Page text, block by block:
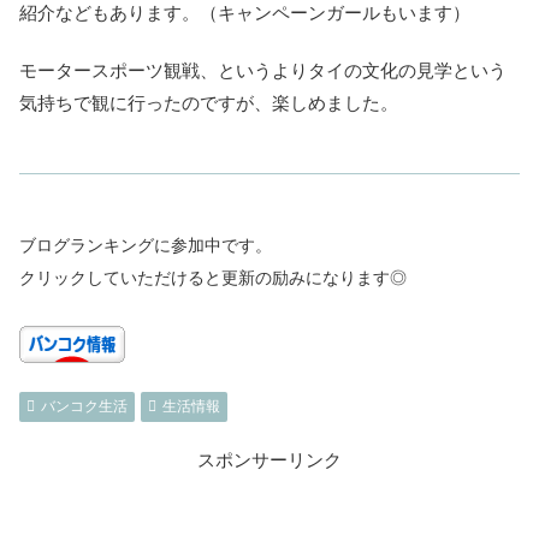
紹介などもあります。（キャンペーンガールもいます）
モータースポーツ観戦、というよりタイの文化の見学という
気持ちで観に行ったのですが、楽しめました。
ブログランキングに参加中です。
クリックしていただけると更新の励みになります◎
バンコク生活 生活情報
スポンサーリンク